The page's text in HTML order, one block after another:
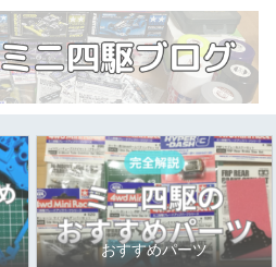
おすすめパーツ